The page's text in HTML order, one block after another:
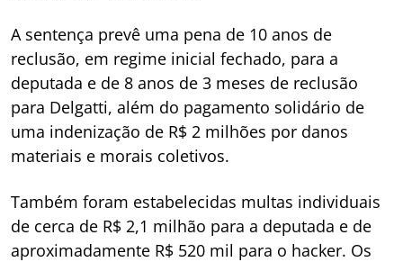
A sentença prevê uma pena de 10 anos de
reclusão, em regime inicial fechado, para a
deputada e de 8 anos de 3 meses de reclusão
para Delgatti, além do pagamento solidário de
uma indenização de R$ 2 milhões por danos
materiais e morais coletivos.
Também foram estabelecidas multas individuais
de cerca de R$ 2,1 milhão para a deputada e de
aproximadamente R$ 520 mil para o hacker. Os